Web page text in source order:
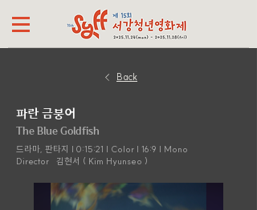
Back
파란 금붕어
The Blue Goldfish
드라마, 판타지 | 0:15:21 | Color | 16:9 | Mono
Director
김현서 ( Kim Hyunseo )